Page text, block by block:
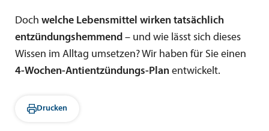
Doch welche Lebensmittel wirken tatsächlich
entzündungshemmend – und wie lässt sich dieses
Wissen im Alltag umsetzen? Wir haben für Sie einen
4-Wochen-Antientzündungs-Plan entwickelt.
Drucken